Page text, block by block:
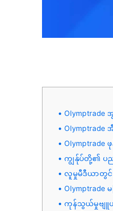
Olymptrade
Olymptrade ဖု
ကျွန်ုပ်တို့၏ ပညာ
လူမှုမီဒီယာတွင်
Olymptrade
ကုန်သွယ်မှုဗျူ